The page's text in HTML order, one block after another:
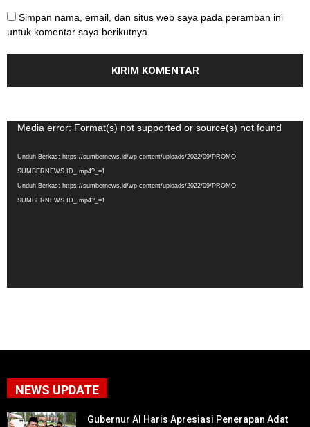
Simpan nama, email, dan situs web saya pada peramban ini
untuk komentar saya berikutnya.
Pemutar
Media error: Format(s) not supported or source(s) not found
Unduh Berkas: https://sumbernews.id/wp-content/uploads/2022/09/PROMO-
SUMBERNEWS.ID_.mp4?_=1
Unduh Berkas: https://sumbernews.id/wp-content/uploads/2022/09/PROMO-
SUMBERNEWS.ID_.mp4?_=1
NEWS UPDATE
Gubernur Al Haris Apresiasi Penerapan Adat